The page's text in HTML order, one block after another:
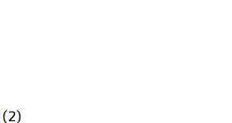
(2)